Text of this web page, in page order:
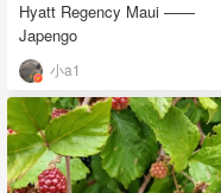
Hyatt Regency Maui ——
Japengo
小a1